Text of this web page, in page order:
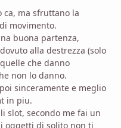
ca, ma sfruttano la
movimento.
buona partenza,
alla destrezza (solo
che danno
non lo danno.
sinceramente e meglio
in piu.
slot, secondo me fai un
oggetti di solito non ti